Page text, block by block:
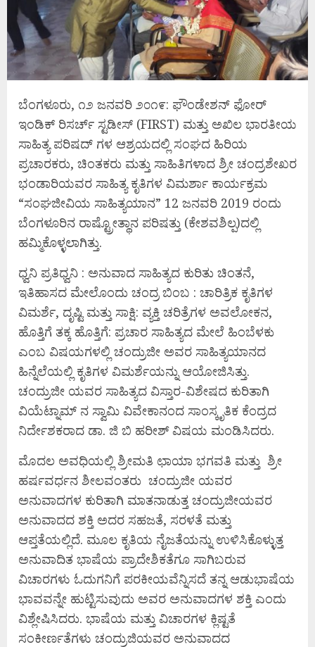
ಬೆಂಗಳೂರು, ೧೨ ಜನವರಿ ೨೦೧೯: ಫೌಂಡೇಶನ್ ಫೋರ್
ಇಂಡಿಕ್ ರಿಸರ್ಚ್ ಸ್ಟಡೀಸ್ (FIRST) ಮತ್ತು ಅಖಿಲ ಭಾರತೀಯ
ಸಾಹಿತ್ಯ ಪರಿಷದ್ ಗಳ ಆಶ್ರಯದಲ್ಲಿ ಸಂಘದ ಹಿರಿಯ
ಪ್ರಚಾರಕರು, ಚಿಂತಕರು ಮತ್ತು ಸಾಹಿತಿಗಳಾದ ಶ್ರೀ ಚಂದ್ರಶೇಖರ
ಭಂಡಾರಿಯವರ ಸಾಹಿತ್ಯ ಕೃತಿಗಳ ವಿಮರ್ಶಾ ಕಾರ್ಯಕ್ರಮ
“ಸಂಘಜೀವಿಯ ಸಾಹಿತ್ಯಯಾನ” 12 ಜನವರಿ 2019 ರಂದು
ಬೆಂಗಳೂರಿನ ರಾಷ್ಟ್ರೋತ್ಥಾನ ಪರಿಷತ್ತು (ಕೇಶವಶಿಲ್ಪ)ದಲ್ಲಿ
ಹಮ್ಮಿಕೊಳ್ಳಲಾಗಿತ್ತು.
ಧ್ವನಿ ಪ್ರತಿಧ್ವನಿ : ಅನುವಾದ ಸಾಹಿತ್ಯದ ಕುರಿತು ಚಿಂತನೆ,
ಇತಿಹಾಸದ ಮೇಲೊಂದು ಚಂದ್ರ ಬಿಂಬ : ಚಾರಿತ್ರಿಕ ಕೃತಿಗಳ
ವಿಮರ್ಶೆ, ದೃಷ್ಟಿ ಮತ್ತು ಸಾಕ್ಷಿ: ವ್ಯಕ್ತಿ ಚರಿತ್ರೆಗಳ ಅವಲೋಕನ,
ಹೊತ್ತಿಗೆ ತಕ್ಕ ಹೊತ್ತಿಗೆ: ಪ್ರಚಾರ ಸಾಹಿತ್ಯದ ಮೇಲೆ ಹಿಂಬೆಳಕು
ಎಂಬ ವಿಷಯಗಳಲ್ಲಿ ಚಂದ್ರುಜೀ ಅವರ ಸಾಹಿತ್ಯಯಾನದ
ಹಿನ್ನೆಲೆಯಲ್ಲಿ ಕೃತಿಗಳ ವಿಮರ್ಶೆಯನ್ನು ಆಯೋಜಿಸಿತ್ತು.
ಚಂದ್ರುಜೀ ಯವರ ಸಾಹಿತ್ಯದ ವಿಸ್ತಾರ-ವಿಶೇಷದ ಕುರಿತಾಗಿ
ವಿಯೆಟ್ನಾಮ್ ನ ಸ್ವಾಮಿ ವಿವೇಕಾನಂದ ಸಾಂಸ್ಕೃತಿಕ ಕೆಂದ್ರದ
ನಿರ್ದೇಶಕರಾದ ಡಾ. ಜಿ ಬಿ ಹರೀಶ್ ವಿಷಯ ಮಂಡಿಸಿದರು.
ಮೊದಲ ಅವಧಿಯಲ್ಲಿ ಶ್ರೀಮತಿ ಛಾಯಾ ಭಗವತಿ ಮತ್ತು ಶ್ರೀ
ಹರ್ಷವರ್ಧನ ಶೀಲವಂತರು ಚಂದ್ರುಜೀ ಯವರ
ಅನುವಾದಗಳ ಕುರಿತಾಗಿ ಮಾತನಾಡುತ್ತ ಚಂದ್ರುಜೀಯವರ
ಅನುವಾದದ ಶಕ್ತಿ ಅದರ ಸಹಜತೆ, ಸರಳತೆ ಮತ್ತು
ಆಪ್ತತೆಯಲ್ಲಿದೆ. ಮೂಲ ಕೃತಿಯ ನೈಜತೆಯನ್ನು ಉಳಿಸಿಕೊಳ್ಳುತ್ತ
ಅನುವಾದಿತ ಭಾಷೆಯ ಪ್ರಾದೇಶಿಕತೆಗೂ ಸಾಗಿಬರುವ
ವಿಚಾರಗಳು ಓದುಗನಿಗೆ ಪರಕೀಯವೆನ್ನಿಸದೆ ತನ್ನ ಆಡುಭಾಷೆಯ
ಭಾವವನ್ನೇ ಹುಟ್ಟಿಸುವುದು ಅವರ ಅನುವಾದಗಳ ಶಕ್ತಿ ಎಂದು
ವಿಶ್ಲೇಷಿಸಿದರು. ಭಾಷೆಯ ಮತ್ತು ವಿಚಾರಗಳ ಕ್ಲಿಷ್ಟತೆ
ಸಂಕೀರ್ಣತೆಗಳು ಚಂದ್ರುಜಿಯವರ ಅನುವಾದದ